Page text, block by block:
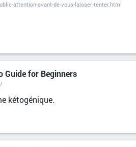
attention-avant-de-vous-laisser-tenter.html
Guide for Beginners
kétogénique.